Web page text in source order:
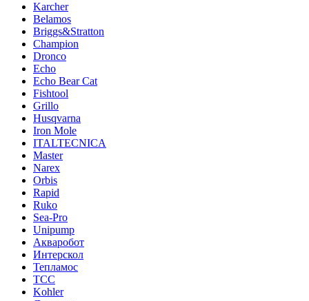
Karcher
Belamos
Briggs&Stratton
Champion
Dronco
Echo
Echo Bear Cat
Fishtool
Grillo
Husqvarna
Iron Mole
ITALTECNICA
Master
Narex
Orbis
Rapid
Ruko
Sea-Pro
Unipump
Акваробот
Интерскол
Тепламос
ТСС
Kohler